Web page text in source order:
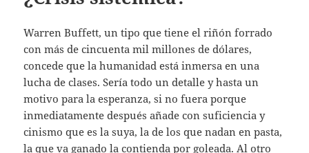
Warren Buffett, un tipo que tiene el riñón forrado
con más de cincuenta mil millones de dólares,
concede que la humanidad está inmersa en una
lucha de clases. Sería todo un detalle y hasta un
motivo para la esperanza, si no fuera porque
inmediatamente después añade con suficiencia y
cinismo que es la suya, la de los que nadan en pasta,
la que va ganado la contienda por goleada. Al otro